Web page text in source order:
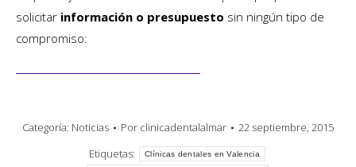
solicitar información o presupuesto sin ningún tipo de
compromiso:
Categoría: Noticias Por clinicadentalalmar
22 septiembre, 2015
Etiquetas:
Clínicas dentales en Valencia